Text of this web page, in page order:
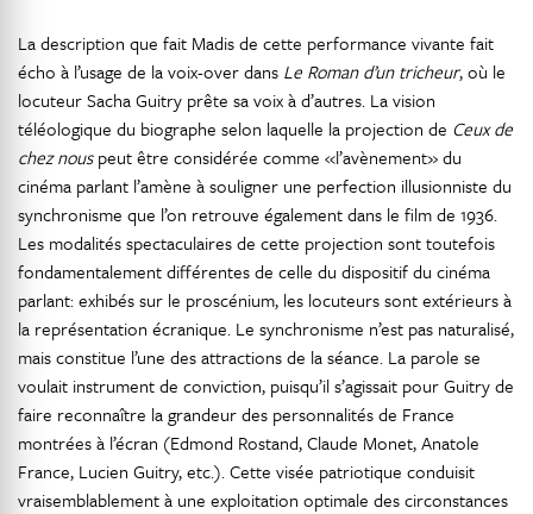
La description que fait Madis de cette performance vivante fait
écho à l’usage de la voix-over dans Le Roman d’un tricheur, où le
locuteur Sacha Guitry prête sa voix à d’autres. La vision
téléologique du biographe selon laquelle la projection de Ceux de
chez nouspeut être considérée comme «l’avènement» du
cinéma parlant l’amène à souligner une perfection illusionniste du
synchronisme que l’on retrouve également dans le film de 1936.
Les modalités spectaculaires de cette projection sont toutefois
fondamentalement différentes de celle du dispositif du cinéma
parlant: exhibés sur le proscénium, les locuteurs sont extérieurs à
la représentation écranique. Le synchronisme n’est pas naturalisé,
mais constitue l’une des attractions de la séance. La parole se
voulait instrument de conviction, puisqu’il s’agissait pour Guitry de
faire reconnaître la grandeur des personnalités de France
montrées à l’écran (Edmond Rostand, Claude Monet, Anatole
France, Lucien Guitry, etc.). Cette visée patriotique conduisit
vraisemblablement à une exploitation optimale des circonstances